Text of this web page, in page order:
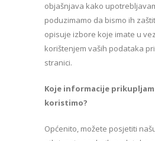
objašnjava kako
poduzimamo da bismo ih
opisuje izbore koje imate u
korištenjem vaših podataka
stranici.
Koje informacije
koristimo?
Općenito, možete posjetiti